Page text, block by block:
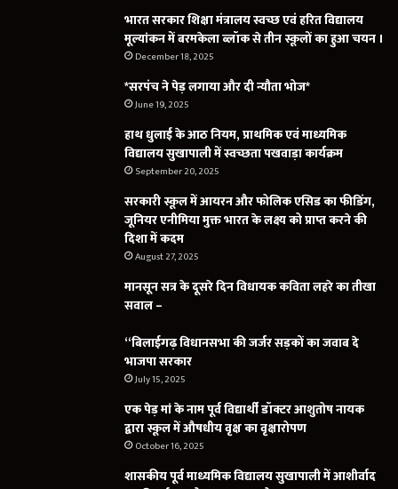
भारत सरकार शिक्षा मंत्रालय स्वच्छ एवं हरित विद्यालय
मूल्यांकन में बरमकेला ब्लॉक से तीन स्कूलों का हुआ चयन ।
December 18, 2025
*सरपंच ने पेड़ लगाया और दी न्यौता भोज*
June 19, 2025
हाथ धुलाई के आठ नियम, प्राथमिक एवं माध्यमिक
विद्यालय सुखापाली में स्वच्छता पखवाड़ा कार्यक्रम
September 20, 2025
सरकारी स्कूल में आयरन और फोलिक एसिड का फीडिंग,
जूनियर एनीमिया मुक्त भारत के लक्ष्य को प्राप्त करने की
दिशा में कदम
August 27, 2025
मानसून सत्र के दूसरे दिन विधायक कविता लहरे का तीखा
सवाल –
“बिलाईगढ़ विधानसभा की जर्जर सड़कों का जवाब दे
भाजपा सरकार
July 15, 2025
एक पेड़ मां के नाम पूर्व विद्यार्थी डॉक्टर आशुतोष नायक
द्वारा स्कूल में औषधीय वृक्ष का वृक्षारोपण
October 16, 2025
शासकीय पूर्व माध्यमिक विद्यालय सुखापाली में आशीर्वाद